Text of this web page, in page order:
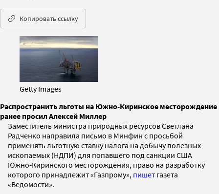
Копировать ссылку
Getty Images
Распространить льготы на Южно-Киринское месторождение
ранее просил Алексей Миллер
Заместитель министра природных ресурсов Светлана
Радченко направила письмо в Минфин с просьбой
применять льготную ставку налога на добычу полезных
ископаемых (НДПИ) для попавшего под санкции США
Южно-Киринского месторождения, право на разработку
которого принадлежит «Газпрому», пишет газета
«Ведомости».